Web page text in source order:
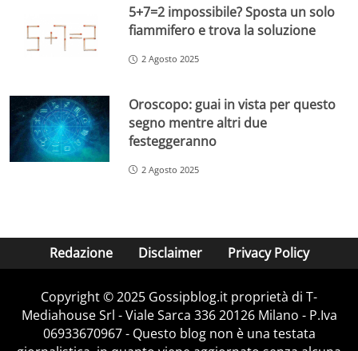
5+7=2 impossibile? Sposta un solo
fiammifero e trova la soluzione
2 Agosto 2025
Oroscopo: guai in vista per questo
segno mentre altri due
festeggeranno
2 Agosto 2025
Redazione Disclaimer Privacy Policy
Copyright © 2025 Gossipblog.it proprietà di T-
Mediahouse Srl - Viale Sarca 336 20126 Milano - P.Iva
06933670967 - Questo blog non è una testata